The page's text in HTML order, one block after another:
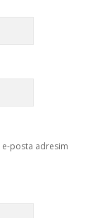
e-posta adresim